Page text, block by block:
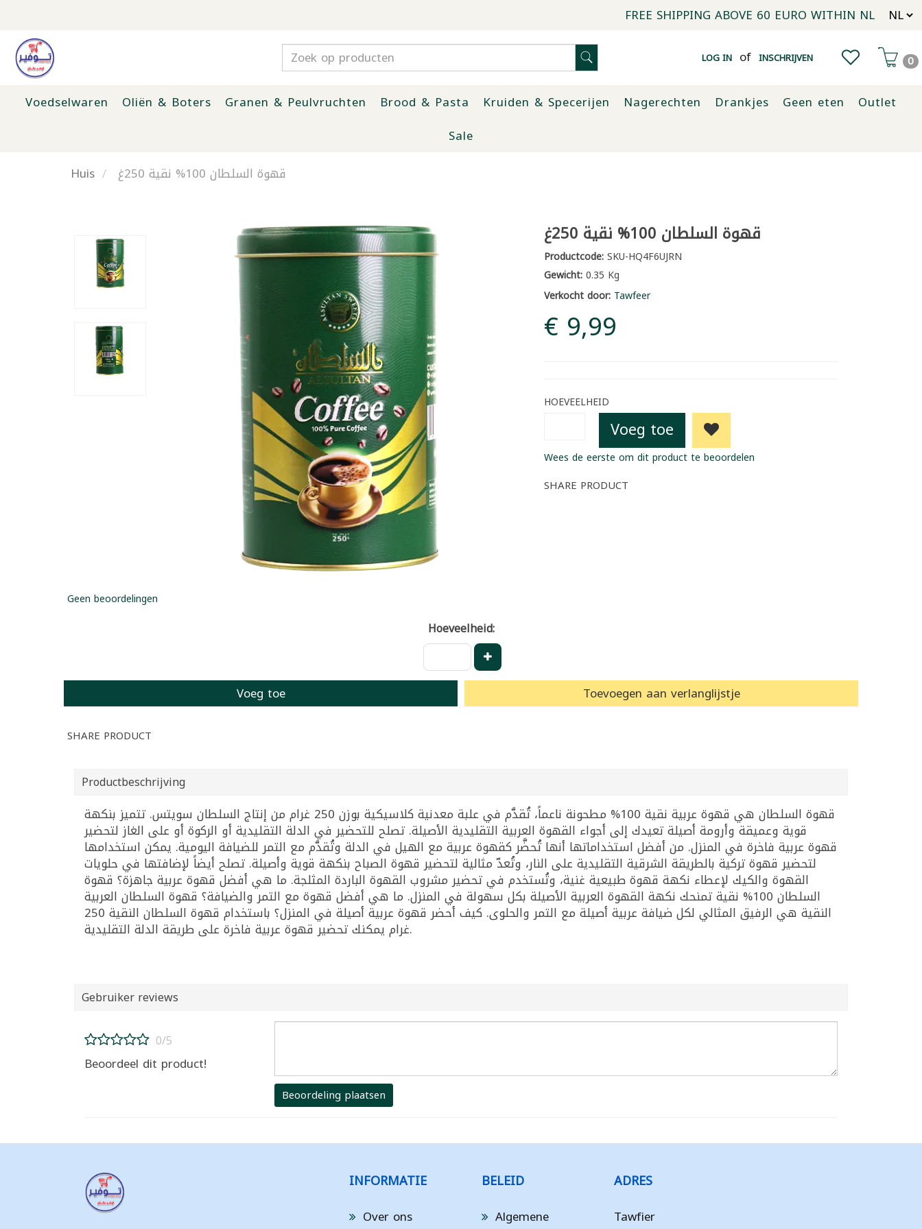
FREE SHIPPING ABOVE 60 EURO WITHIN NL
LOG IN of INSCHRIJVEN 0
Voedselwaren Oliën & Boters Granen & Peulvruchten Brood & Pasta Kruiden & Specerijen Nagerechten Drankjes Geen eten
Outlet
Sale
Huis
قهوة السلطان 100% نقية 250غ
قهوة السلطان 100% نقية 250غ
Productcode:SKU-HQ4F6UJRN
Gewicht:0.35 Kg
Verkocht door: Tawfeer
€ 9,99
HOEVEELHEID
Voeg toe
Wees de eerste om dit product te beoordelen
SHARE PRODUCT
Geen beoordelingen
Hoeveelheid:
Voeg toe Toevoegen aan verlanglijstje
SHARE PRODUCT
Productbeschrijving
قهوة السلطان هي قهوة عربية نقية 100% مطحونة ناعماً، تُقدَّم في علبة معدنية كلاسيكية بوزن 250 غرام من إنتاج السلطان سويتس. تتميز بنكهة
قوية وعميقة وأرومة أصيلة تعيدك إلى أجواء القهوة العربية التقليدية الأصيلة. تصلح للتحضير في الدلة التقليدية أو الركوة أو على الغاز لتحضير
قهوة عربية فاخرة في المنزل. من أفضل استخداماتها أنها تُحضَّر كقهوة عربية مع الهيل في الدلة وتُقدَّم مع التمر للضيافة اليومية. يمكن استخدامها
لتحضير قهوة تركية بالطريقة الشرقية التقليدية على النار، وتُعدّ مثالية لتحضير قهوة الصباح بنكهة قوية وأصيلة. تصلح أيضاً لإضافتها في حلويات
القهوة والكيك لإعطاء نكهة قهوة طبيعية غنية، وتُستخدم في تحضير مشروب القهوة الباردة المثلجة. ما هي أفضل قهوة عربية جاهزة؟ قهوة
السلطان 100% نقية تمنحك نكهة القهوة العربية الأصيلة بكل سهولة في المنزل. ما هي أفضل قهوة مع التمر والضيافة؟ قهوة السلطان العربية
النقية هي الرفيق المثالي لكل ضيافة عربية أصيلة مع التمر والحلوى. كيف أحضر قهوة عربية أصيلة في المنزل؟ باستخدام قهوة السلطان النقية 250
غرام يمكنك تحضير قهوة عربية فاخرة على طريقة الدلة التقليدية.
Gebruiker reviews
0/5
Beoordeel dit product!
Beoordeling plaatsen
INFORMATIE
Over ons
BELEID
Algemene
ADRES
Tawfier